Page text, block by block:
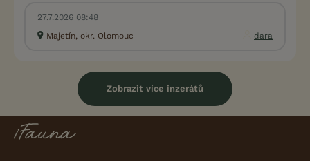
27.7.2026 08:48
Majetín, okr. Olomouc
dara
Zobrazit více inzerátů